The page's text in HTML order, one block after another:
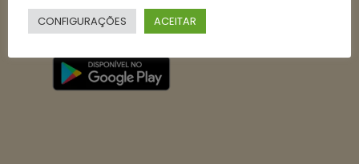
CONFIGURAÇÕES ACEITAR